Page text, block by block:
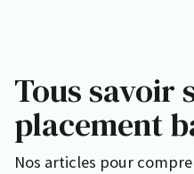
Tous savoir
placement
Nos articles pour